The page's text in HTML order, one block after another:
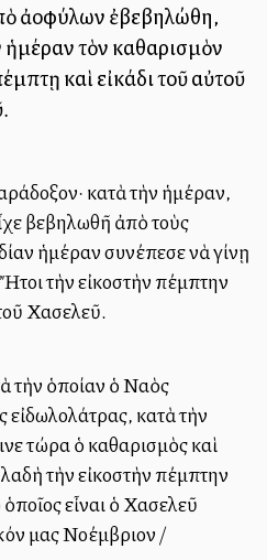
ἀλλοφύλων ἐβεβηλώθη,
τὸν καθαρισμὸν
καὶ εἰκάδι τοῦ αὐτοῦ
κατὰ τὴν ἡμέραν,
βεβηλωθῆ ἀπὸ τοὺς
ἡμέραν συνέπεσε νὰ γίνῃ
τὴν εἰκοστὴν πέμπτην
Χασελεῦ.
τὴν ὁποίαν ὁ Ναὸς
εἰδωλολάτρας, κατὰ τὴν
τώρα ὁ καθαρισμὸς καὶ
τὴν εἰκοστὴν πέμπτην
εἶναι ὁ Χασελεῦ
μας Νοέμβριον /